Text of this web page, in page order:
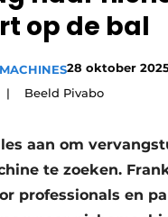
op de bal
28 oktober
| Beeld Pivabo
aan om
te zoeken.
professionals en